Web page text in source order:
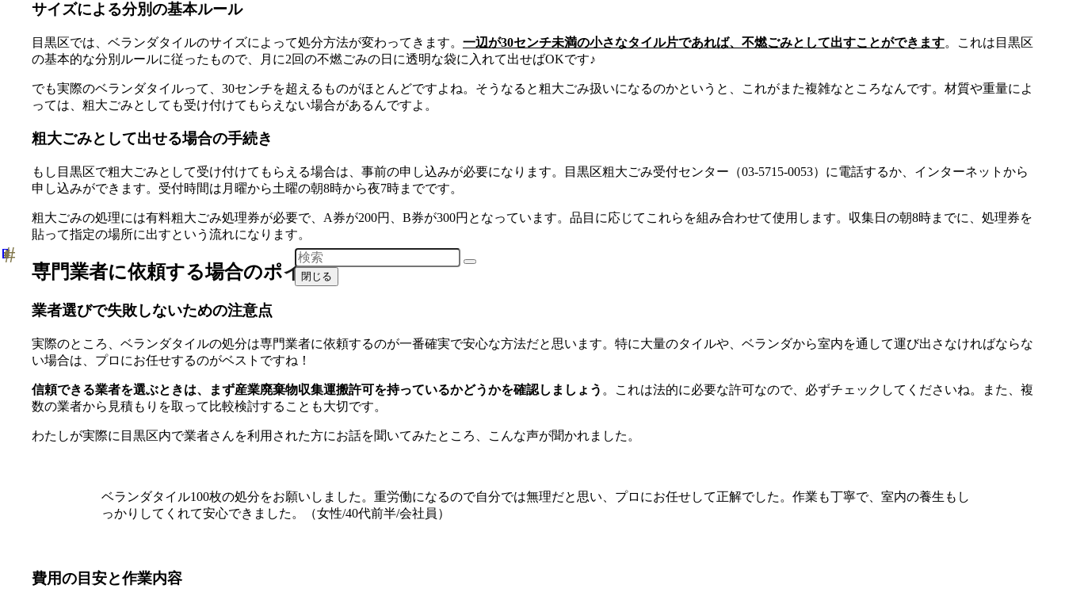
サイズによる分別の基本ルール
目黒区では、ベランダタイルのサイズによって処分方法が変わってきます。 一辺が30センチ未満の小さなタイル片であれば、不燃ごみとして出すことができます。これは目黒区
の基本的な分別ルールに従ったもので、月に2回の不燃ごみの日に透明な袋に入れて出せばOKです♪
でも実際のベランダタイルって、30センチを超えるものがほとんどですよね。そうなると粗大ごみ扱いになるのかというと、これがまた複雑なところなんです。材質や重量によ
っては、粗大ごみとしても受け付けてもらえない場合があるんですよ。
粗大ごみとして出せる場合の手続き
もし目黒区で粗大ごみとして受け付けてもらえる場合は、事前の申し込みが必要になります。目黒区粗大ごみ受付センター（03-5715-0053）に電話するか、インターネットから
申し込みができます。受付時間は月曜から土曜の朝8時から夜7時までです。
粗大ごみの処理には有料粗大ごみ処理券が必要で、A券が200円、B券が300円となっています。品目に応じてこれらを組み合わせて使用します。収集日の朝8時までに、処理券を
貼って指定の場所に出すという流れになります。
専門業者に依頼する場合のポイント
業者選びで失敗しないための注意点
実際のところ、ベランダタイルの処分は専門業者に依頼するのが一番確実で安心な方法だと思います。特に大量のタイルや、ベランダから室内を通して運び出さなければならな
い場合は、プロにお任せするのがベストですね！
信頼できる業者を選ぶときは、まず産業廃棄物収集運搬許可を持っているかどうかを確認しましょう 。これは法的に必要な許可なので、必ずチェックしてくださいね。また、複
数の業者から見積もりを取って比較検討することも大切です。
わたしが実際に目黒区内で業者さんを利用された方にお話を聞いてみたところ、こんな声が聞かれました。
ベランダタイル100枚の処分をお願いしました。重労働になるので自分では無理だと思い、プロにお任せして正解でした。作業も丁寧で、室内の養生もし
っかりしてくれて安心できました。（女性/40代前半/会社員）
費用の目安と作業内容
閉じる